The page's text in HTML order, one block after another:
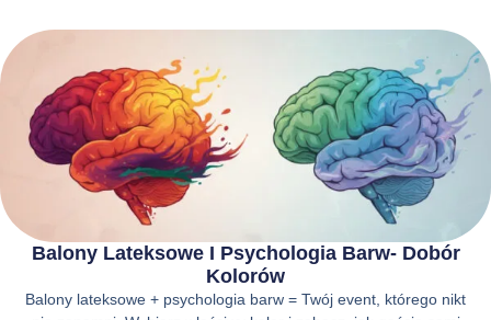
Balony Lateksowe I Psychologia Barw- Dobór
Kolorów
Balony lateksowe + psychologia barw = Twój event, którego nikt